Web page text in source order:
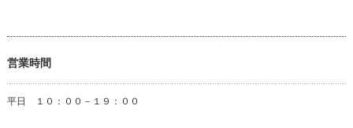
営業時間
平日 １０：００－１９：００